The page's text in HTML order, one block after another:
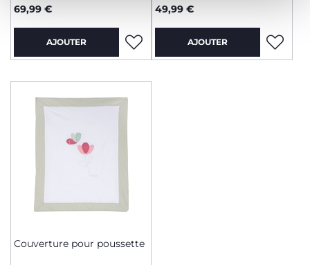
69,99 €
AJOUTER
49,99 €
AJOUTER
Couverture pour poussette